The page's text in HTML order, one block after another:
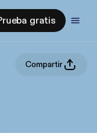
gratis
Compartir